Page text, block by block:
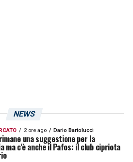
vale un’intera stagione.
NOSTRE TOP NEWS
NEWS
2 ore ago Dario Bartolucci
una suggestione per la
ma c’è anche il Pafos: il club cipriota